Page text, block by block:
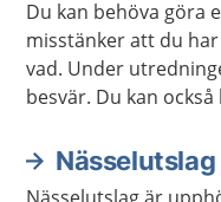
Du kan behöva göra
misstänker att du
vad. Under
besvär. Du kan
Nässelutslag